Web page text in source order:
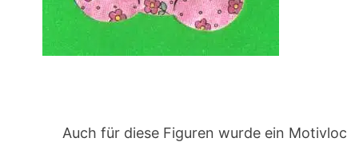
Auch für diese Figuren wurde ein